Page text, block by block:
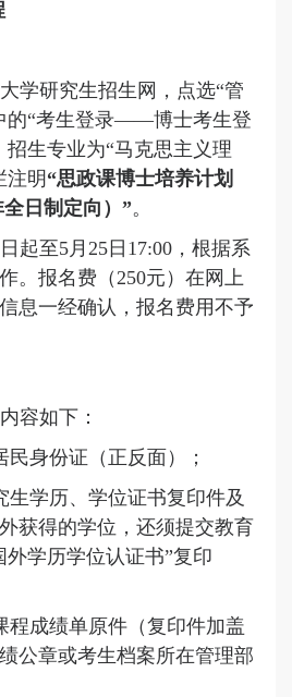
学研究生招生网，点选“管
的“考生登录——博士考生登
招生专业为“马克思主义理
注明 “思政课博士培养计划
全日制定向） ”。
起至5月25日17:00，根据系
。报名费（250元）在网上
息一经确认，报名费用不予
容如下：
民身份证（正反面）；
生学历、学位证书复印件及
获得的学位，还须提交教育
外学历学位认证书”复印
程成绩单原件（复印件加盖
公章或考生档案所在管理部